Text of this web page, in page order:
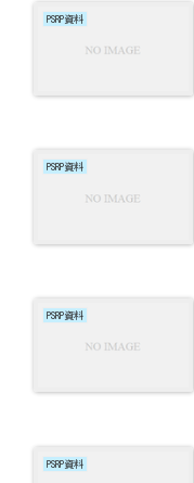
PSRP資料
PSRP資料
PSRP資料
PSRP資料